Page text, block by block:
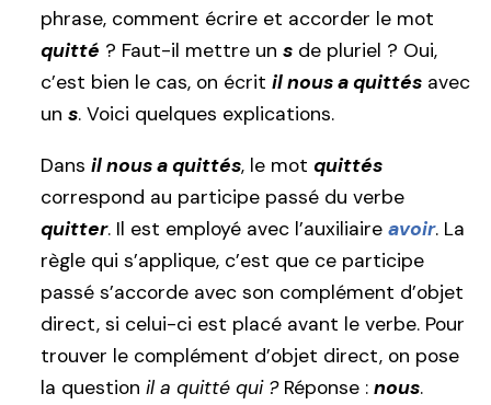
phrase, comment écrire et accorder le mot
quitté ? Faut-il mettre un s de pluriel ? Oui,
c’est bien le cas, on écrit il nous a quittés avec
un s. Voici quelques explications.
Dans il nous a quittés, le mot quittés
correspond au participe passé du verbe
quitter. Il est employé avec l’auxiliaire avoir. La
règle qui s’applique, c’est que ce participe
passé s’accorde avec son complément d’objet
direct, si celui-ci est placé avant le verbe. Pour
trouver le complément d’objet direct, on pose
la question il a quitté qui ?Réponse : nous.